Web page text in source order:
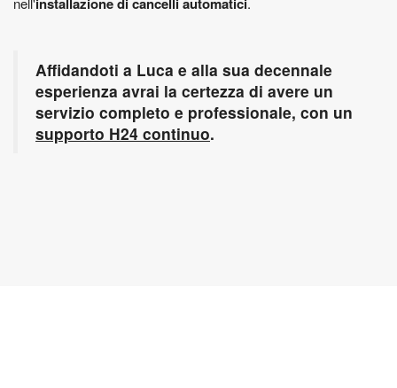
Affidandoti a Luca e alla sua decennale
esperienza avrai la certezza di avere un
servizio completo e professionale, con un
supporto H24 continuo.